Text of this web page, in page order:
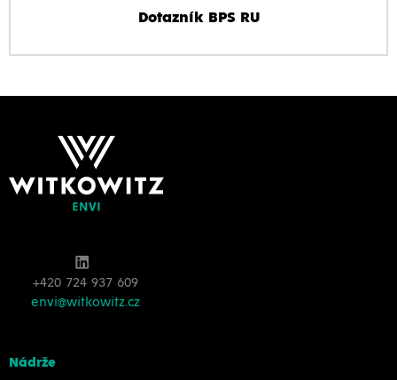
Dotazník BPS RU
+420 724 937 609
envi@witkowitz.cz
Nádrže